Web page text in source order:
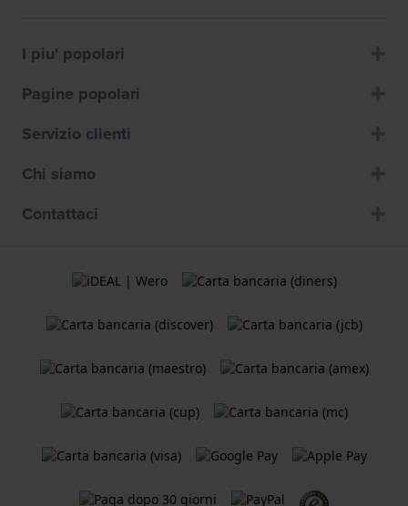
I piu' popolari
Pagine popolari
Servizio clienti
Chi siamo
Contattaci